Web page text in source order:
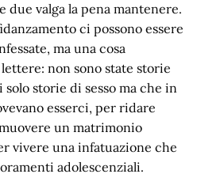
due valga la pena mantenere.
ci possono essere
ma una cosa
non sono state storie
solo storie di sesso ma che in
esserci, per ridare
un matrimonio
vivere una infatuazione che
adolescenziali.